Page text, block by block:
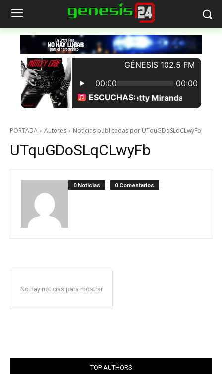
PORTADA Autores Noticias publicadas por UTquGDoSLqCLwyFb
UTquGDoSLqCLwyFb
0 Noticias 0 Comentarios
No hay noticias para mostrar
TOP AUTHORS